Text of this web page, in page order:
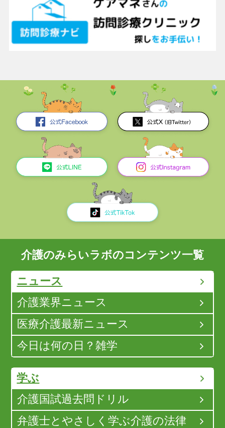
介護のみらいラボのコンテンツ一覧
ニュース
介護業界ニュース
医療介護最新ニュース
今日は何の日？雑学
学ぶ
介護国試過去問ドリル
弁護士とやさしく学ぶ介護の法律